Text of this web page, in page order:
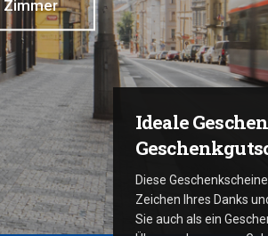
Zimmer
Ideale
Diese
Zeichen Ihres Danks
Sie auch als ein